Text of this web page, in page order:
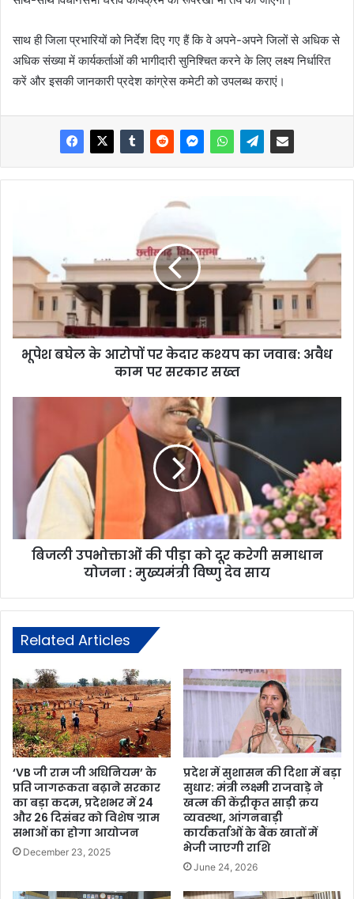
साथ ही जिला प्रभारियों को निर्देश दिए गए हैं कि वे अपने-अपने जिलों से अधिक से
अधिक संख्या में कार्यकर्ताओं की भागीदारी सुनिश्चित करने के लिए लक्ष्य निर्धारित
करें और इसकी जानकारी प्रदेश कांग्रेस कमेटी को उपलब्ध कराएं।
भूपेश बघेल के आरोपों पर केदार कश्यप का जवाब: अवैध
काम पर सरकार सख्त
बिजली उपभोक्ताओं की पीड़ा को दूर करेगी समाधान
योजना : मुख्यमंत्री विष्णु देव साय
Related Articles
‘VB जी राम जी अधिनियम’ के
प्रति जागरूकता बढ़ाने सरकार
का बड़ा कदम, प्रदेशभर में 24
और 26 दिसंबर को विशेष ग्राम
सभाओं का होगा आयोजन
December 23, 2025
प्रदेश में सुशासन की दिशा में बड़ा
सुधार: मंत्री लक्ष्मी राजवाड़े ने
खत्म की केंद्रीकृत साड़ी क्रय
व्यवस्था, आंगनबाड़ी
कार्यकर्ताओं के बैंक खातों में
भेजी जाएगी राशि
June 24, 2026